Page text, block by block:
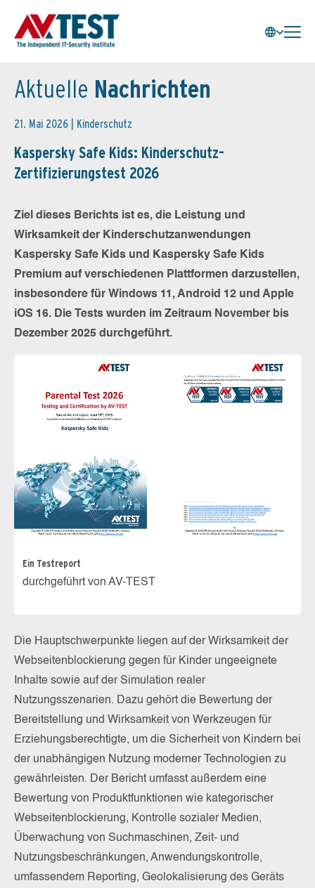
Aktuelle Nachrichten
21. Mai 2026 | Kinderschutz
Kaspersky Safe Kids: Kinderschutz-
Zertifizierungstest 2026
Ziel dieses Berichts ist es, die Leistung und
Wirksamkeit der Kinderschutzanwendungen
Kaspersky Safe Kids und Kaspersky Safe Kids
Premium auf verschiedenen Plattformen darzustellen,
insbesondere für Windows 11, Android 12 und Apple
iOS 16. Die Tests wurden im Zeitraum November bis
Dezember 2025 durchgeführt.
Ein Testreport
durchgeführt von AV-TEST
Die Hauptschwerpunkte liegen auf der Wirksamkeit der
Webseitenblockierung gegen für Kinder ungeeignete
Inhalte sowie auf der Simulation realer
Nutzungsszenarien. Dazu gehört die Bewertung der
Bereitstellung und Wirksamkeit von Werkzeugen für
Erziehungsberechtigte, um die Sicherheit von Kindern bei
der unabhängigen Nutzung moderner Technologien zu
gewährleisten. Der Bericht umfasst außerdem eine
Bewertung von Produktfunktionen wie kategorischer
Webseitenblockierung, Kontrolle sozialer Medien,
Überwachung von Suchmaschinen, Zeit- und
Nutzungsbeschränkungen, Anwendungskontrolle,
umfassendem Reporting, Geolokalisierung des Geräts